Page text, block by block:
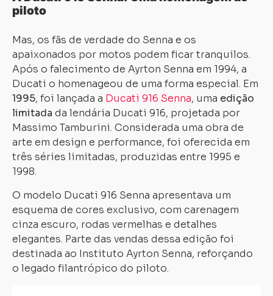
piloto
Mas, os fãs de verdade do Senna e os
apaixonados por motos podem ficar tranquilos.
Após o falecimento de Ayrton Senna em 1994, a
Ducati o homenageou de uma forma especial. Em
1995, foi lançada a Ducati 916 Senna, uma edição
limitada da lendária Ducati 916, projetada por
Massimo Tamburini. Considerada uma obra de
arte em design e performance, foi oferecida em
três séries limitadas, produzidas entre 1995 e
1998.
O modelo Ducati 916 Senna apresentava um
esquema de cores exclusivo, com carenagem
cinza escuro, rodas vermelhas e detalhes
elegantes. Parte das vendas dessa edição foi
destinada ao Instituto Ayrton Senna, reforçando
o legado filantrópico do piloto.